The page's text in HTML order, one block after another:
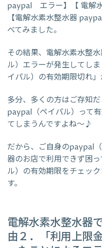
paypal エラー】【 電解
【電解水素水整水器
べてみました。
その結果、電解水素水整
ル）エラーが発生してし
イパル）の有効期限切れ
多分、多くの方はご存知
paypal（ペイパル）って
てしまうんですよね～♪
だから、ご自身のpaypal
器のお店で利用できず困
ル）の有効期限をチェッ
す。
電解水素水整水器
由２．「利用上限